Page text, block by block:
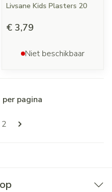
Livsane Kids Plasters 20
€ 3,79
Niet beschikbaar
Pagina'smomenteel pagina
Pagina
2
per pagina